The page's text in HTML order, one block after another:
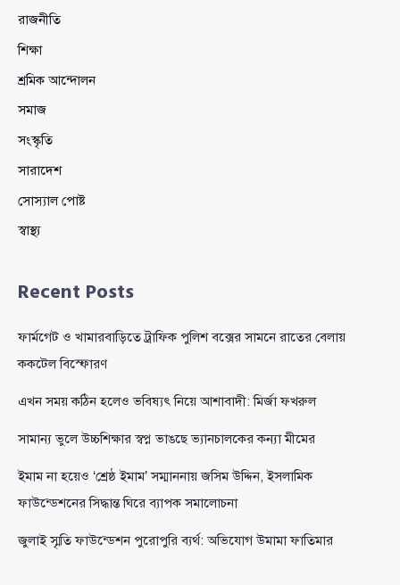
রাজনীতি
শিক্ষা
শ্রমিক আন্দোলন
সমাজ
সংস্কৃতি
সারাদেশ
সোস্যাল পোষ্ট
স্বাস্থ্য
Recent Posts
ফার্মগেট ও খামারবাড়িতে ট্রাফিক পুলিশ বক্সের সামনে রাতের বেলায়
ককটেল বিস্ফোরণ
এখন সময় কঠিন হলেও ভবিষ্যৎ নিয়ে আশাবাদী: মির্জা ফখরুল
সামান্য ভুলে উচ্চশিক্ষার স্বপ্ন ভাঙছে ভ্যানচালকের কন্যা মীমের
ইমাম না হয়েও ‘শ্রেষ্ঠ ইমাম’ সম্মাননায় জসিম উদ্দিন, ইসলামিক
ফাউন্ডেশনের সিদ্ধান্ত ঘিরে ব্যাপক সমালোচনা
জুলাই স্মৃতি ফাউন্ডেশন পুরোপুরি ব্যর্থ: অভিযোগ উমামা ফাতিমার